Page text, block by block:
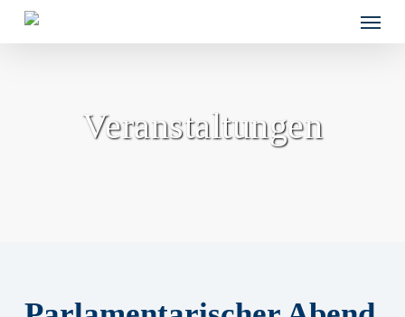
content
Menu
Veranstaltungen